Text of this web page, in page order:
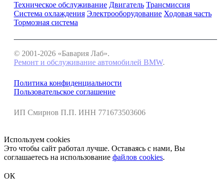
Техническое обслуживание Двигатель Трансмиссия
Система охлаждения Электрооборудование Ходовая часть
Тормозная система
© 2001-2026 «Бавария Лаб».
Ремонт и обслуживание автомобилей BMW.
Политика конфиденциальности
Пользовательское соглашение
ИП Смирнов П.П. ИНН 771673503606
Используем cookies
Это чтобы сайт работал лучше. Оставаясь с нами, Вы
соглашаетесь на использование файлов cookies.
ОК